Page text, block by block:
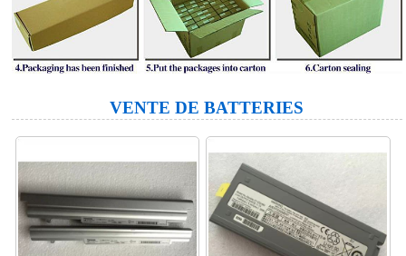
VENTE DE BATTERIES